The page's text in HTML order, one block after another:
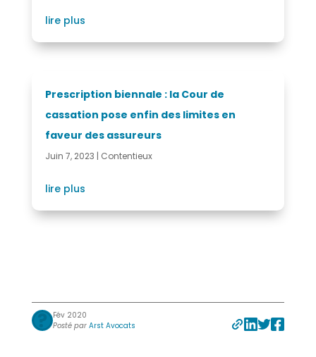
lire plus
Prescription biennale : la Cour de
cassation pose enfin des limites en
faveur des assureurs
Juin 7, 2023 | Contentieux
lire plus
Fév 2020
Posté par Arst Avocats